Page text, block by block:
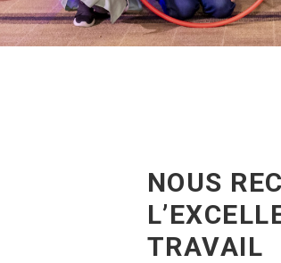
NOUS
TRAVAIL